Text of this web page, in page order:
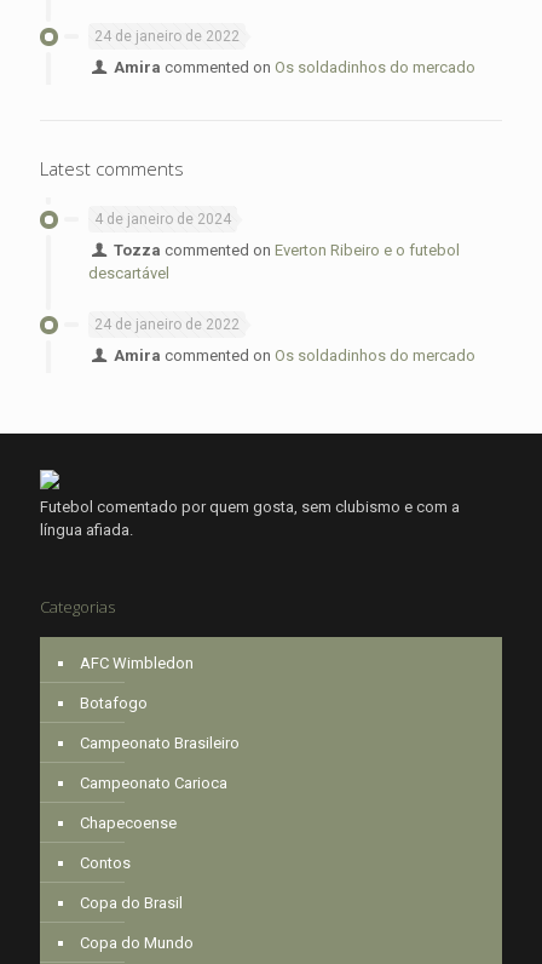
24 de janeiro de 2022
Amira commented onOs soldadinhos do mercado
Latest comments
4 de janeiro de 2024
Tozza commented onEverton Ribeiro e o futebol
descartável
24 de janeiro de 2022
Amira commented onOs soldadinhos do mercado
Futebol comentado por quem gosta, sem clubismo e com a
língua afiada.
Categorias
AFC Wimbledon
Botafogo
Campeonato Brasileiro
Campeonato Carioca
Chapecoense
Contos
Copa do Brasil
Copa do Mundo